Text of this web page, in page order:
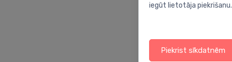
iegūt lietotāja piekrišanu.
Piekrist sīkdatnēm